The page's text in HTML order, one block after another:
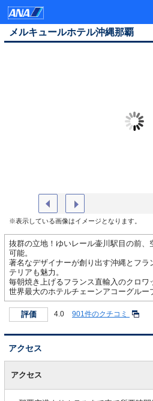
メルキュールホテル沖縄那覇
※表示している画像はイメージとなります。
抜群の立地！ゆいレール壷川駅目の前、
可能。
著名なデザイナーが創り出す沖縄とフラ
テリアも魅力。
毎朝焼き上げるフランス直輸入のクロワ
世界最大のホテルチェーンアコーグルー
評価 4.0 901件のクチコミ
アクセス
アクセス